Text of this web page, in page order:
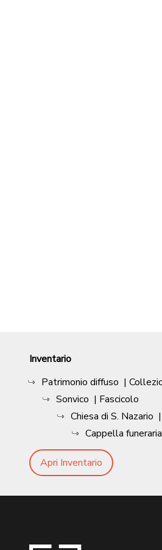
Inventario
Patrimonio diffuso |
Sonvico | Fascicolo
Chiesa di S. Nazario |
Cappella
Apri Inventario